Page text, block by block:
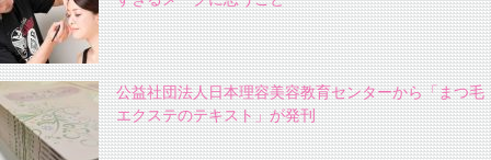
公益社団法人日本理容美容教育センターから「まつ毛
エクステのテキスト」が発刊